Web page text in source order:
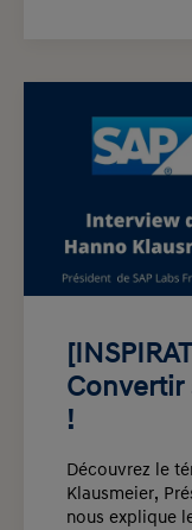
!
Découvrez le
Klausmeier,
nous explique